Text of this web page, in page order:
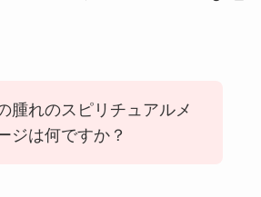
腫れのスピリチュアルメ
ジは何ですか？